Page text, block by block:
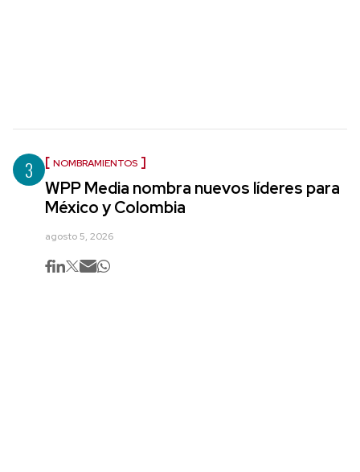
3 NOMBRAMIENTOS
WPP Media nombra nuevos líderes para
México y Colombia
agosto 5, 2026